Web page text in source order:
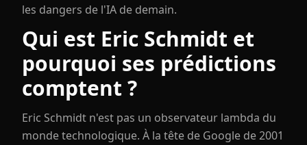
les dangers de l'IA de demain.
Qui est Eric Schmidt et
pourquoi ses prédictions
comptent ?
Eric Schmidt n'est pas un observateur lambda du
monde technologique. À la tête de Google de 2001